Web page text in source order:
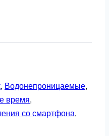
, Водонепроницаемые,
время,
со смартфона,